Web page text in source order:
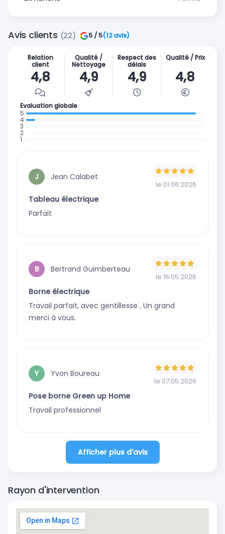
Avis clients (22) 5 / 5(12 avis)
Evaluation globale
avis
avis
Relation
client
4,8
Qualité /
Nettoyage
4,9
Respect des
délais
4,9
Qualité / Prix
4,8
J Jean Calabet
le 01.06.2026
Tableau électrique
Parfait
B Bertrand Guimberteau
le 16.05.2026
Borne électrique
Travail parfait, avec gentillesse . Un grand
merci à vous.
Y Yvon Boureau
le 07.05.2026
Pose borne Green up Home
Travail professionnel
Afficher plus d'avis
Rayon d'intervention